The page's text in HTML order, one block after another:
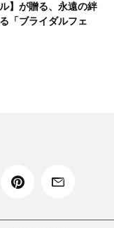
ル】が贈る、永遠の絆
「ブライダルフェ